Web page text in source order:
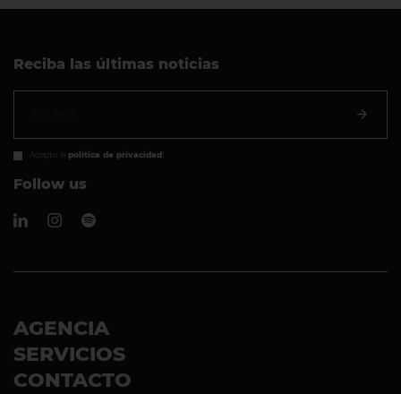
Reciba las últimas noticias
Acepto la política de privacidad
Follow us
AGENCIA
SERVICIOS
CONTACTO